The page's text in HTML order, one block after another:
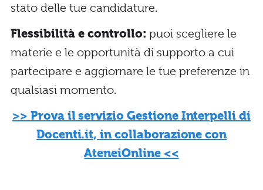
stato delle tue candidature.
Flessibilità e controllo: puoi scegliere le
materie e le opportunità di supporto a cui
partecipare e aggiornare le tue preferenze in
qualsiasi momento.
>> Prova il servizio Gestione Interpelli di
Docenti.it, in collaborazione con
AteneiOnline <<